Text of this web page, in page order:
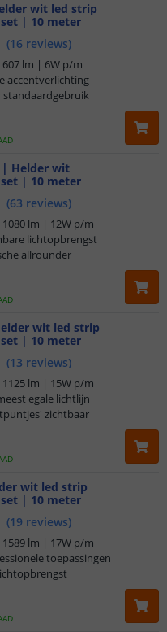
wit led strip
| 10 meter
(16 reviews)
607 lm | 6W p/m
accentverlichting
standaardgebruik
| Helder wit
| 10 meter
(63 reviews)
lm | 12W p/m
lichtopbrengst
allrounder
wit led strip
| 10 meter
(13 reviews)
lm | 15W p/m
egale lichtlijn
zichtbaar
wit led strip
| 10 meter
(19 reviews)
lm | 17W p/m
toepassingen
9.1